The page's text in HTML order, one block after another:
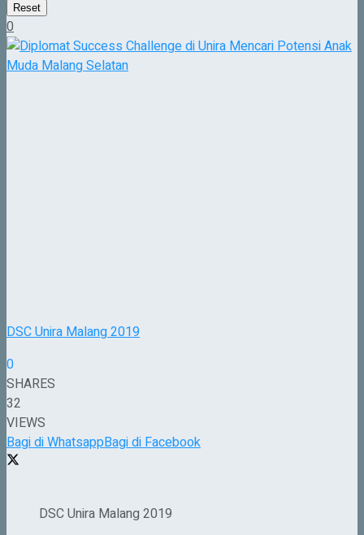
Reset
0
DSC Unira Malang 2019
0
SHARES
32
VIEWS
Bagi di WhatsappBagi di Facebook
DSC Unira Malang 2019